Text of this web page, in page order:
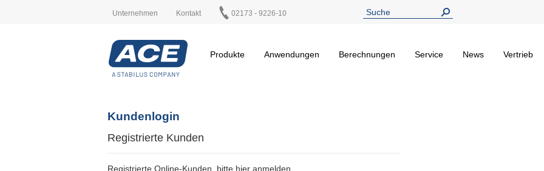
Unternehmen Kontakt 02173 - 9226-10
Produkte
Anwendungen Berechnungen Service News Vertrieb
Kundenlogin
Registrierte Kunden
Registrierte Online-Kunden, bitte hier anmelden.